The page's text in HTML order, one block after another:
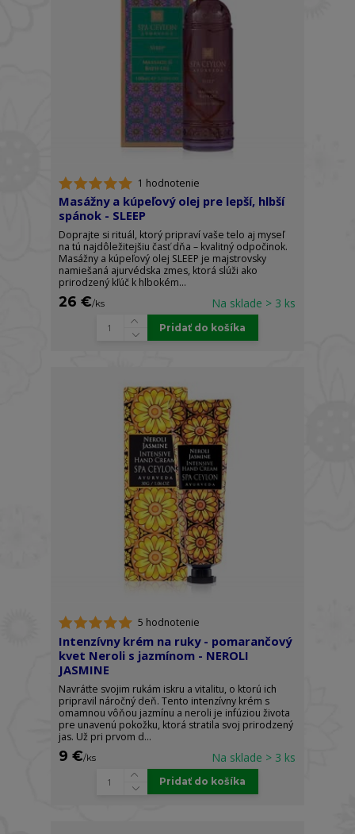
1 hodnotenie
Masážny a kúpeľový olej pre lepší, hlbší
spánok - SLEEP
Doprajte si rituál, ktorý pripraví vaše telo aj myseľ
na tú najdôležitejšiu časť dňa – kvalitný odpočinok.
Masážny a kúpeľový olej SLEEP je majstrovsky
namiešaná ajurvédska zmes, ktorá slúži ako
prirodzený kľúč k hlbokém...
26 €/ks Na sklade > 3 ks
Pridať do košíka
5 hodnotenie
Intenzívny krém na ruky - pomarančový
kvet Neroli s jazmínom - NEROLI
JASMINE
Navráťte svojim rukám iskru a vitalitu, o ktorú ich
pripravil náročný deň. Tento intenzívny krém s
omamnou vôňou jazmínu a neroli je infúziou života
pre unavenú pokožku, ktorá stratila svoj prirodzený
jas. Už pri prvom d...
9 €/ks Na sklade > 3 ks
Pridať do košíka